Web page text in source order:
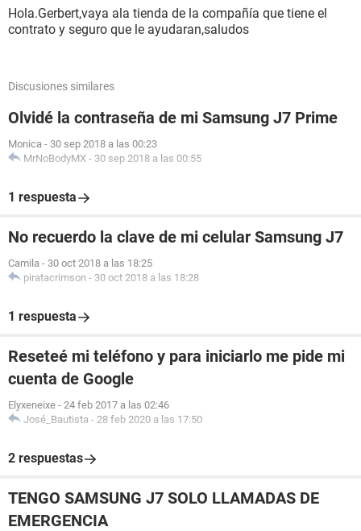
Hola.Gerbert,vaya ala tienda de la compañía que tiene el
contrato y seguro que le ayudaran,saludos
Discusiones similares
Olvidé la contraseña de mi Samsung J7 Prime
Monica - 30 sep 2018 a las 00:23
MrNoBodyMX - 30 sep 2018 a las 00:55
1 respuesta
No recuerdo la clave de mi celular Samsung J7
Camila - 30 oct 2018 a las 18:25
piratacrimson - 30 oct 2018 a las 18:28
1 respuesta
Reseteé mi teléfono y para iniciarlo me pide mi
cuenta de Google
Elyxeneixe - 24 feb 2017 a las 02:46
José_Bautista - 28 feb 2020 a las 17:50
2 respuestas
TENGO SAMSUNG J7 SOLO LLAMADAS DE
EMERGENCIA